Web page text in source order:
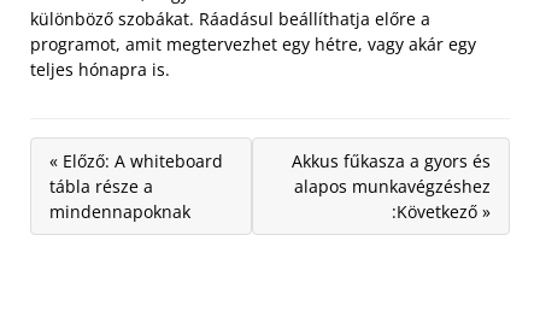
különböző szobákat. Ráadásul beállíthatja előre a
programot, amit megtervezhet egy hétre, vagy akár egy
teljes hónapra is.
« Előző: A whiteboard
tábla része a
mindennapoknak
Akkus fűkasza a gyors és
alapos munkavégzéshez
:Következő »